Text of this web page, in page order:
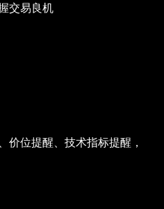
交易良机
价位提醒、技术指标提醒，